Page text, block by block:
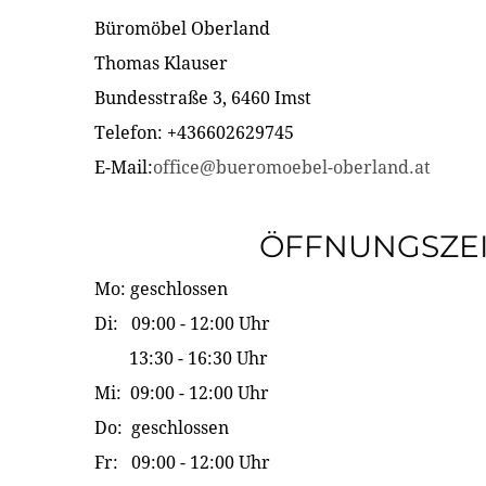
Büromöbel Oberland
Thomas Klauser
Bundesstraße 3, 6460 Imst
Telefon: +436602629745
E-Mail:office@bueromoebel-oberland.at
Mo: geschlossen
Di: 09:00 - 12:00 Uhr
13:30 - 16:30 Uhr
Mi: 09:00 - 12:00 Uhr
Do: geschlossen
Fr: 09:00 - 12:00 Uhr